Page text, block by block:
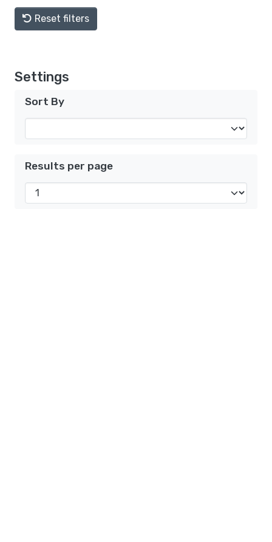
Reset filters
Settings
Sort By
Results per page